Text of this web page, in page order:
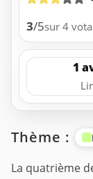
3/5sur 4
1
Thème :
La quatrième